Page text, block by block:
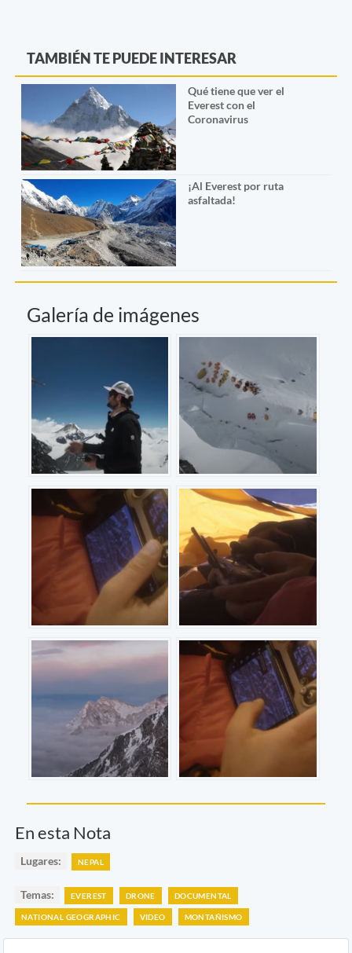
TAMBIÉN TE PUEDE INTERESAR
Qué tiene que ver el
Everest con el
Coronavirus
¡Al Everest por ruta
asfaltada!
Galería de imágenes
En esta Nota
Lugares: NEPAL
Temas: EVEREST DRONE DOCUMENTAL
NATIONAL GEOGRAPHIC VIDEO MONTAÑISMO